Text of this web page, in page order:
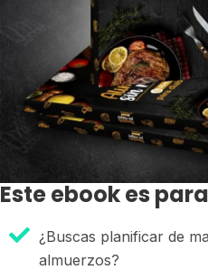
Este ebook es
¿Buscas planificar de
almuerzos?